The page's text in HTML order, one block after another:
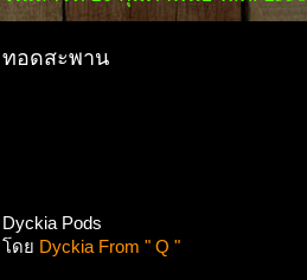
ทอดสะพาน
Dyckia Pods
โดย Dyckia From " Q "